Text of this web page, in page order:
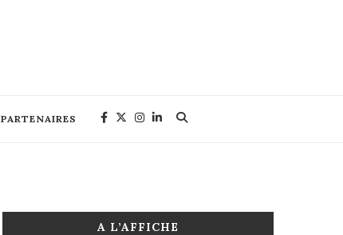
PARTENAIRES
A L’AFFICHE